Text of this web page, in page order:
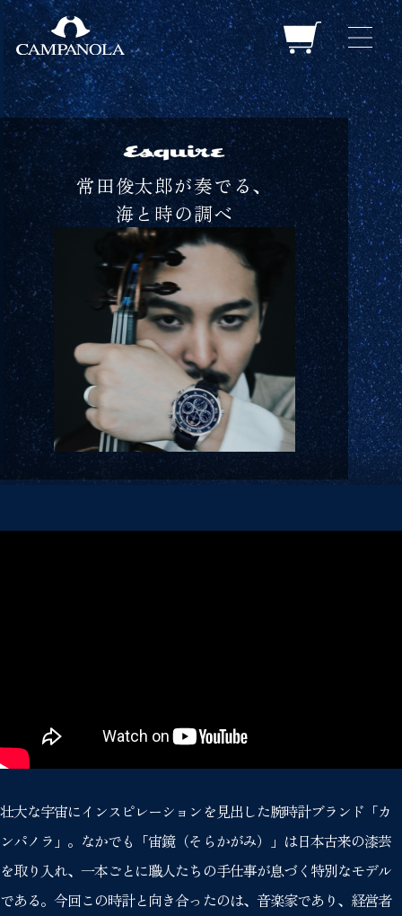
常田俊太郎が奏でる、
海と時の調べ
壮大な宇宙にインスピレーションを見出した腕時計ブランド「カ
ンパノラ」。なかでも「宙鏡（そらかがみ）」は日本古来の漆芸
を取り入れ、一本ごとに職人たちの手仕事が息づく特別なモデル
である。今回この時計と向き合ったのは、音楽家であり、経営者